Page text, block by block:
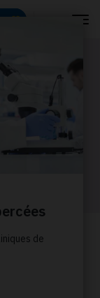
les
mesures